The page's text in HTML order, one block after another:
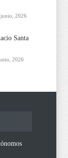
junio, 2026
Santa
2026